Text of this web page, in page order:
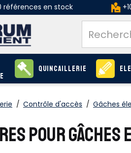
références en stock
Quincaillerie
/ Contrôle d'accès / Gâches
POUR GÂCHES